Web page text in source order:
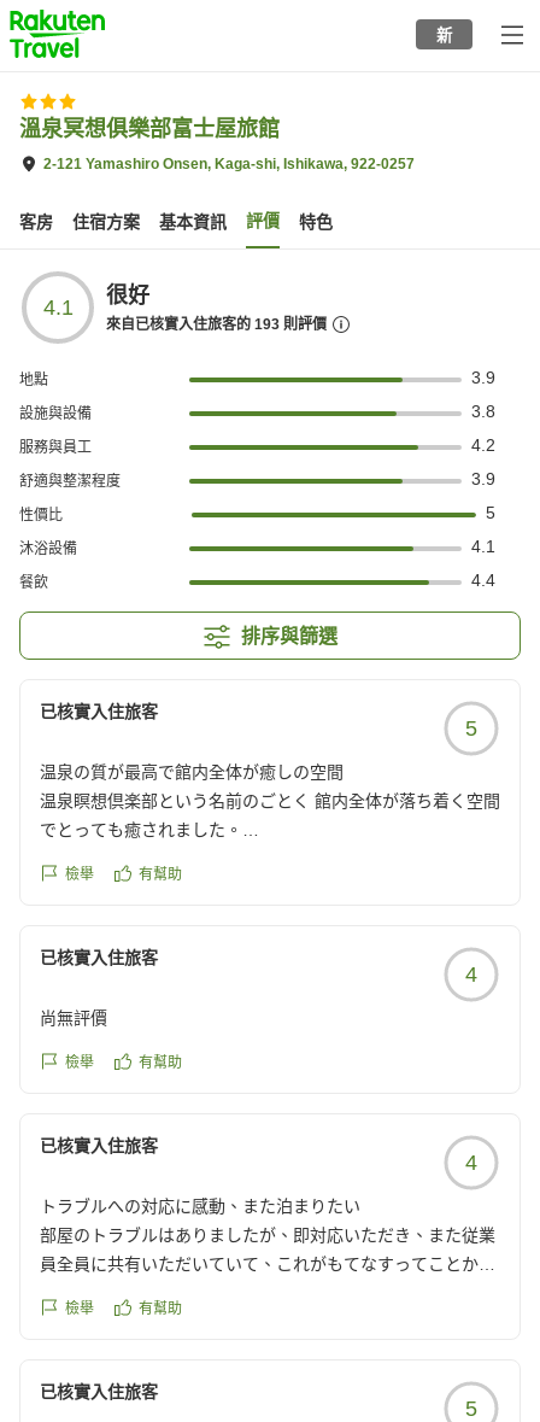
to
top
page
新
溫泉冥想俱樂部富士屋旅館
2-121 Yamashiro Onsen, Kaga-shi, Ishikawa, 922-0257
客房 住宿方案 基本資訊 評價 特色
4.1 很好
來自已核實入住旅客的 193 則評價
地點 3.9
設施與設備 3.8
服務與員工 4.2
舒適與整潔程度 3.9
性價比 5
沐浴設備 4.1
餐飲 4.4
排序與篩選
已核實入住旅客
5
温泉の質が最高で館内全体が癒しの空間
温泉瞑想倶楽部という名前のごとく 館内全体が落ち着く空間
でとっても癒されました。
にとってどハマりしました。
https://review.travel.rakuten.co.jp/hotel/voice/5174?
reviewId=33123478590693
檢舉 有幫助
已核實入住旅客
4
尚無評價
檢舉 有幫助
已核實入住旅客
4
トラブルへの対応に感動、また泊まりたい
部屋のトラブルはありましたが、即対応いただき、また従業
員全員に共有いただいていて、これがもてなすってことか
くゆっくりとくつろぐことができました。ありがとうござい
一点だけ。朝食のお蕎麦は、つゆが濃すぎて。醤油の量を間
檢舉 有幫助
已核實入住旅客
5